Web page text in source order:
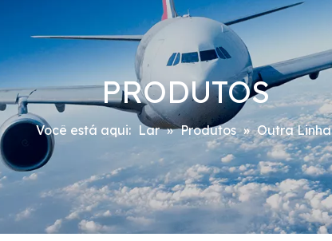
PRODUTOS
Você está aqui: Lar » Produtos » Outra Linha